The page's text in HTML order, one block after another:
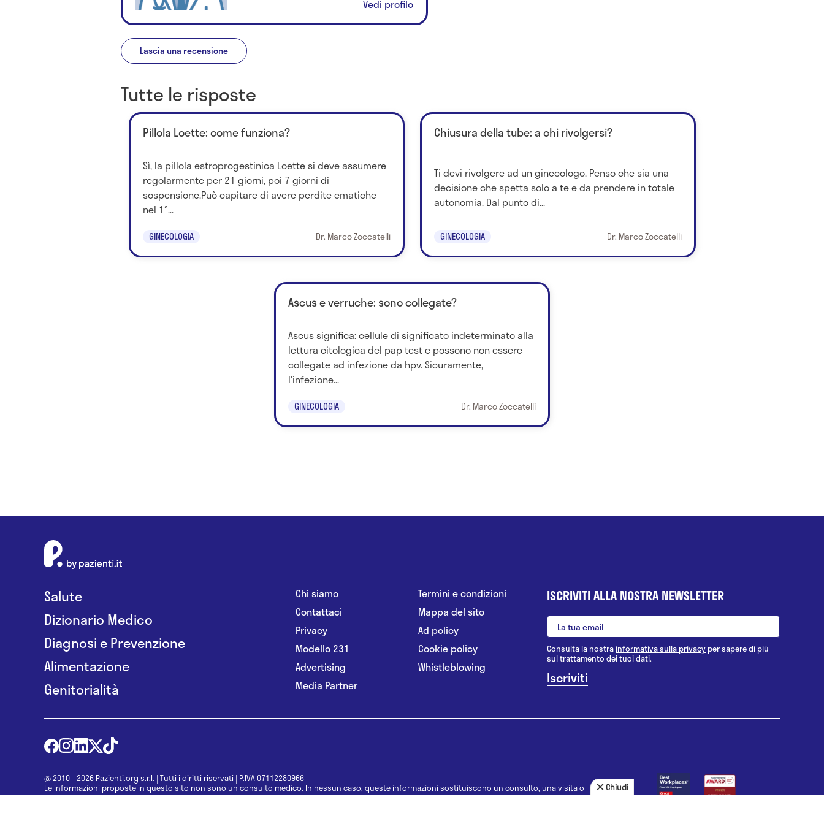
Vedi profilo
Lascia una recensione
Tutte le risposte
Pillola Loette: come funziona?
Sì, la pillola estroprogestinica Loette si deve assumere
regolarmente per 21 giorni, poi 7 giorni di
sospensione.Può capitare di avere perdite ematiche
nel 1°...
GINECOLOGIA Dr. Marco Zoccatelli
Chiusura della tube: a chi rivolgersi?
Ti devi rivolgere ad un ginecologo. Penso che sia una
decisione che spetta solo a te e da prendere in totale
autonomia. Dal punto di...
GINECOLOGIA Dr. Marco Zoccatelli
Ascus e verruche: sono collegate?
Ascus significa: cellule di significato indeterminato alla
lettura citologica del pap test e possono non essere
collegate ad infezione da hpv. Sicuramente,
l'infezione...
GINECOLOGIA Dr. Marco Zoccatelli
Salute
Dizionario Medico
Diagnosi e Prevenzione
Alimentazione
Genitorialità
Chi siamo
Contattaci
Privacy
Modello 231
Advertising
Media Partner
Termini e condizioni
Mappa del sito
Ad policy
Cookie policy
Whistleblowing
ISCRIVITI ALLA NOSTRA NEWSLETTER
Consulta la nostrainformativa sulla privacy per sapere di più
sul trattamento dei tuoi dati.
@ 2010 - 2026 Pazienti.org s.r.l. | Tutti i diritti riservati | P.IVA 07112280966
Le informazioni proposte in questo sito non sono un consulto medico. In nessun caso, queste informazioni sostituiscono un consulto, una visita o
una diagnosi formulata dal medico. Non si devono considerare le informazioni disponibili come suggerimenti per la formulazione di una diagnosi, la
Chiudi